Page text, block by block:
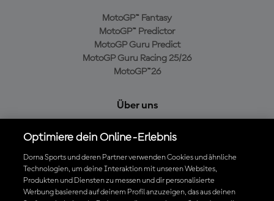
MotoGP™ Fantasy
MotoGP™ Predictor
MotoGP Guru Predict
MotoGP Guru Racing 25/26
MotoGP™26
Über uns
Cookie-Richtlinien
Geschäftsbedingungen
Datenschutzrichtlinien
Kaufrichtlinie
Optimiere dein Online-Erlebnis
Dorna Sports und deren Partner verwenden Cookies und ähnliche
Technologien, um deine Interaktion mit unseren Websites,
Produkten und Diensten zu messen und dir personalisierte
Werbung basierend auf deinem Profil anzuzeigen, das aus deinen